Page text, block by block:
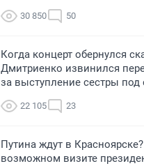
30 850 50
Когда концерт обернулся
Дмитриенко извинился
за выступление сестры под
22 105 23
Путина ждут в
возможном визите